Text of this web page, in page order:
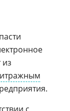
из